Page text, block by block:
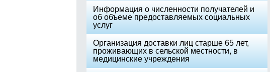
Информация о численности получателей и
об объеме предоставляемых социальных
услуг
Организация доставки лиц старше 65 лет,
проживающих в сельской местности, в
медицинские учреждения